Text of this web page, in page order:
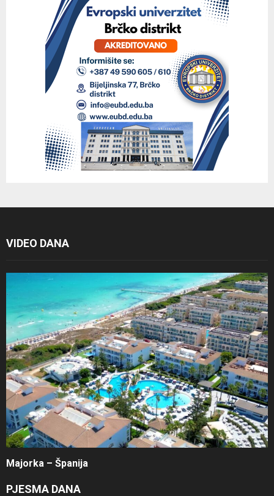
VIDEO DANA
Majorka – Španija
PJESMA DANA